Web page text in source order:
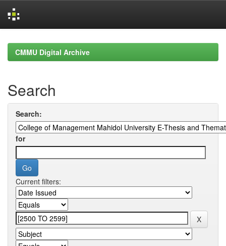
navigationCMMU Digital Archive
Search
Search:
for
Current filters: